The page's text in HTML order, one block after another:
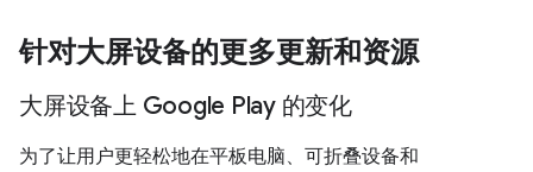
针对大屏设备的更多更新和资源
大屏设备上 Google Play 的变化
为了让用户更轻松地在平板电脑、可折叠设备和